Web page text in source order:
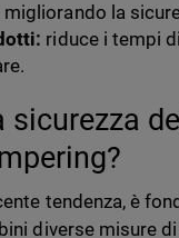
la
riduce i tempi
sicurezza
tendenza, è
diverse misure